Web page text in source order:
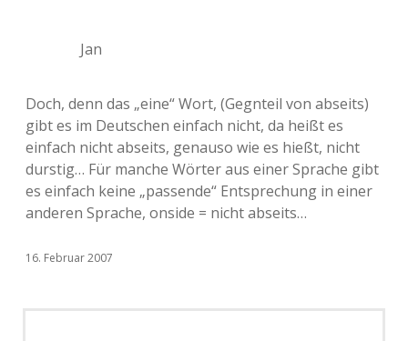
Jan
Doch, denn das „eine“ Wort, (Gegnteil von abseits)
gibt es im Deutschen einfach nicht, da heißt es
einfach nicht abseits, genauso wie es hießt, nicht
durstig… Für manche Wörter aus einer Sprache gibt
es einfach keine „passende“ Entsprechung in einer
anderen Sprache, onside = nicht abseits…
16. Februar 2007